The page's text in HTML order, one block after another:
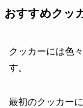
おすすめクッ
クッカーには色
す。
最初のクッカーに